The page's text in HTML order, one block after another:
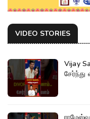
VIDEO STORIES
Vijay